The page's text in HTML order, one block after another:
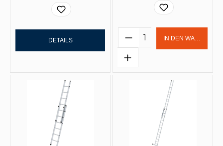
DETAILS Produkt Anzahl:
IN DEN